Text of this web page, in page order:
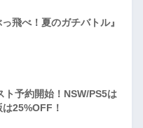
飛べ！夏のガチバトル』
ト予約開始！NSW/PS5は
25%OFF！